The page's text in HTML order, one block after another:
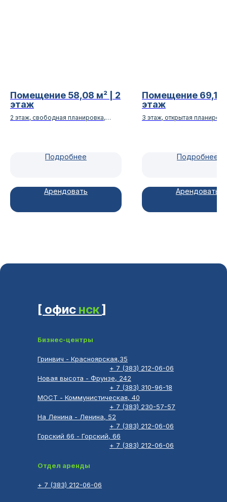
Помещение 58,08 м² | 2
этаж
2 этаж, свободная планировка,
Подробнее
Арендовать
Помещение 69,1
этаж
3 этаж, открытая
Подробнее
Арендовать
[ офис нск]
Бизнес-центры
Гринвич - Красноярская,35
Новая высота - Фрунзе, 242
МОСТ - Коммунистическая, 40
На Ленина - Ленина, 52
Горский 66 - Горский, 66
+ 7 (383) 212-06-06
Отдел аренды
+ 7 (383) 212-06-06
+ 7 (383) 310-96-18
+ 7 (383) 230-57-57
+ 7 (383) 212-06-06
+ 7 (383) 212-06-06